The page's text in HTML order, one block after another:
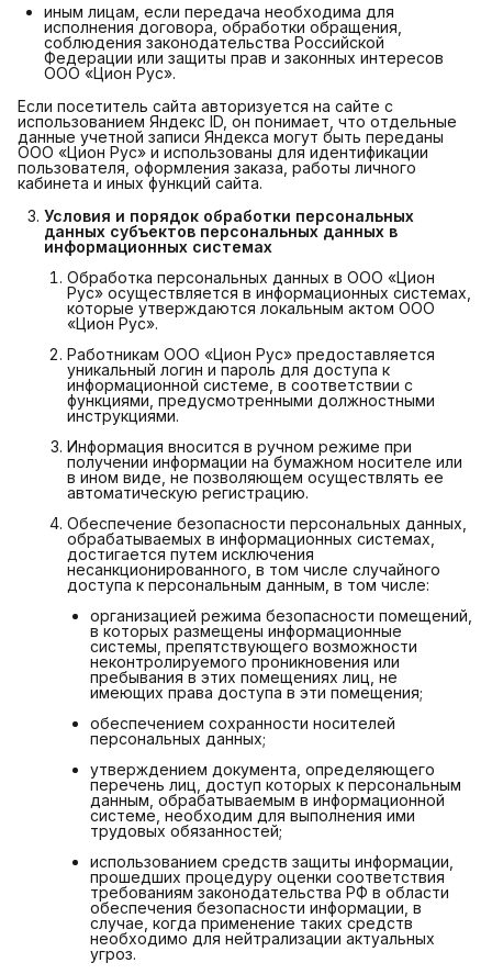
иным лицам, если передача необходима для
исполнения договора, обработки обращения,
соблюдения законодательства Российской
Федерации или защиты прав и законных интересов
ООО «Цион Рус».
Если посетитель сайта авторизуется на сайте с
использованием Яндекс ID, он понимает, что отдельные
данные учетной записи Яндекса могут быть переданы
ООО «Цион Рус» и использованы для идентификации
пользователя, оформления заказа, работы личного
кабинета и иных функций сайта.
Условия и порядок обработки персональных
данных субъектов персональных данных в
информационных системах
Обработка персональных данных в ООО «Цион
Рус» осуществляется в информационных системах,
которые утверждаются локальным актом ООО
«Цион Рус».
Работникам ООО «Цион Рус» предоставляется
уникальный логин и пароль для доступа к
информационной системе, в соответствии с
функциями, предусмотренными должностными
инструкциями.
Информация вносится в ручном режиме при
получении информации на бумажном носителе или
в ином виде, не позволяющем осуществлять ее
автоматическую регистрацию.
Обеспечение безопасности персональных данных,
обрабатываемых в информационных системах,
достигается путем исключения
несанкционированного, в том числе случайного
доступа к персональным данным, в том числе:
организацией режима безопасности помещений,
в которых размещены информационные
системы, препятствующего возможности
неконтролируемого проникновения или
пребывания в этих помещениях лиц, не
имеющих права доступа в эти помещения;
обеспечением сохранности носителей
персональных данных;
­утверждением документа, определяющего
перечень лиц, доступ которых к персональным
данным, обрабатываемым в информационной
системе, необходим для выполнения ими
трудовых обязанностей;
использованием средств защиты информации,
прошедших процедуру оценки соответствия
требованиям законодательства РФ в области
обеспечения безопасности информации, в
случае, когда применение таких средств
необходимо для нейтрализации актуальных
угроз.